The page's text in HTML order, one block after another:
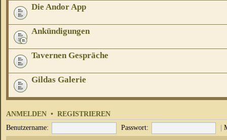
Die Andor App
Ankündigungen
Tavernen Gespräche
Gildas Galerie
ANMELDEN • REGISTRIEREN
Benutzername: Passwort: |